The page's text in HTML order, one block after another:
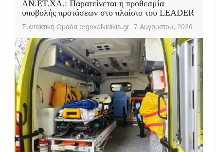
ΑΝ.ΕΤ.ΧΑ.: Παρατείνεται η προθεσμία
υποβολής προτάσεων στο πλαίσιο του LEADER
Συντακτική Ομάδα ergoxalkidikis.gr 7 Αυγούστου, 2026